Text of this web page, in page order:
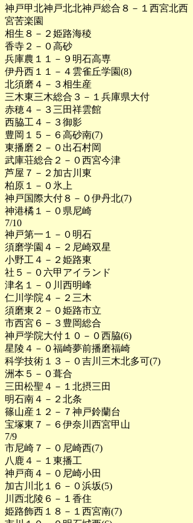
神戸甲北神戸北北神戸総合８－１西宮北西
宮苦楽園
相生８－２姫路海稜
香寺２－０高砂
兵庫農１１－９明石高専
伊丹西１１－４雲雀丘学園(8)
北須磨４－３相生産
三木東三木総合３－１兵庫県大付
赤穂４－３三田祥雲館
西脇工４－３御影
豊岡１５－６高砂南(7)
東播磨２－０出石村岡
武庫荘総合２－０西宮今津
芦屋７－２加古川東
柏原１－０氷上
神戸国際大付８－０伊丹北(7)
神港橘１－０県尼崎
7/10
神戸第一１－０明石
須磨学園４－２尼崎双星
小野工４－２姫路東
社５－０六甲アイランド
津名１－０川西明峰
仁川学院４－２三木
須磨東２－０姫路市立
市西宮６－３豊岡総合
神戸学院大付１０－０西脇(6)
星陵４－０福崎夢前播磨福崎
科学技術１３－０吉川三木北多可(7)
洲本５－０葺合
三田松聖４－１北摂三田
明石南４－２北条
篠山産１２－７神戸鈴蘭台
宝塚東７－６伊奈川西宮甲山
7/9
市尼崎７－０尼崎西(7)
八鹿４－１東播工
神戸商４－０尼崎小田
加古川北１６－０浜坂(5)
川西北陵６－１香住
姫路飾西１８－１西宮南(7)